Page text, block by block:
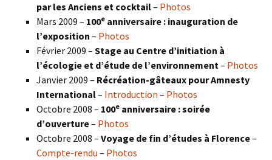
par les Anciens et cocktail– Photos
Mars 2009 – 100e anniversaire : inauguration de
l’exposition – Photos
Février 2009 – Stage au Centre d’initiation à
l’écologie et d’étude de l’environnement– Photos
Janvier 2009 – Récréation-gâteaux pour Amnesty
International– Introduction – Photos
Octobre 2008 – 100e anniversaire : soirée
d’ouverture– Photos
Octobre 2008 – Voyage de fin d’études à Florence–
Compte-rendu – Photos